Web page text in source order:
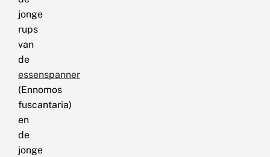
jonge
rups
van
de
essenspanner
(Ennomos
fuscantaria)
en
de
jonge